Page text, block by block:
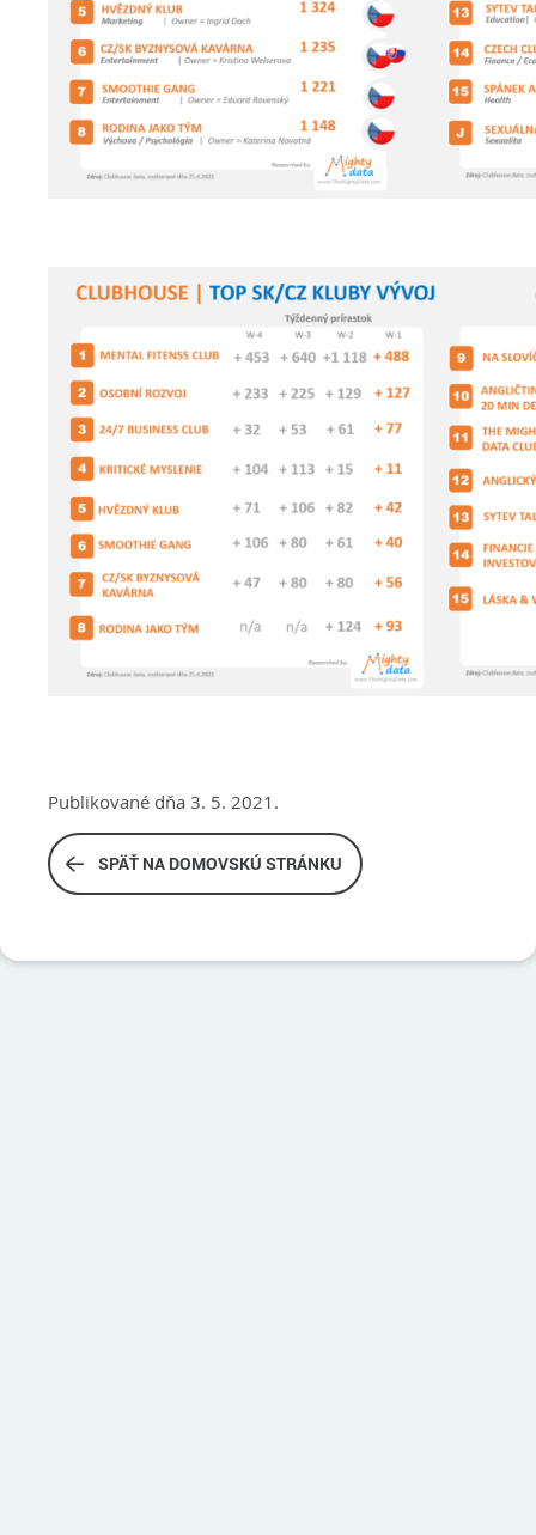
Publikované dňa 3. 5. 2021.
SPÄŤ NA DOMOVSKÚ STRÁNKU